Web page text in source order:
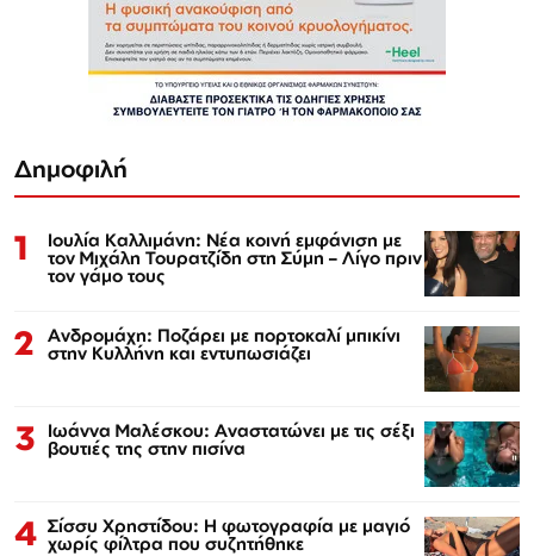
Δημοφιλή
1 Ιουλία Καλλιμάνη: Νέα κοινή εμφάνιση με
τον Μιχάλη Τουρατζίδη στη Σύμη – Λίγο πριν
τον γάμο τους
2 Ανδρομάχη: Ποζάρει με πορτοκαλί μπικίνι
στην Κυλλήνη και εντυπωσιάζει
3 Ιωάννα Μαλέσκου: Αναστατώνει με τις σέξι
βουτιές της στην πισίνα
4 Σίσσυ Χρηστίδου: Η φωτογραφία με μαγιό
χωρίς φίλτρα που συζητήθηκε